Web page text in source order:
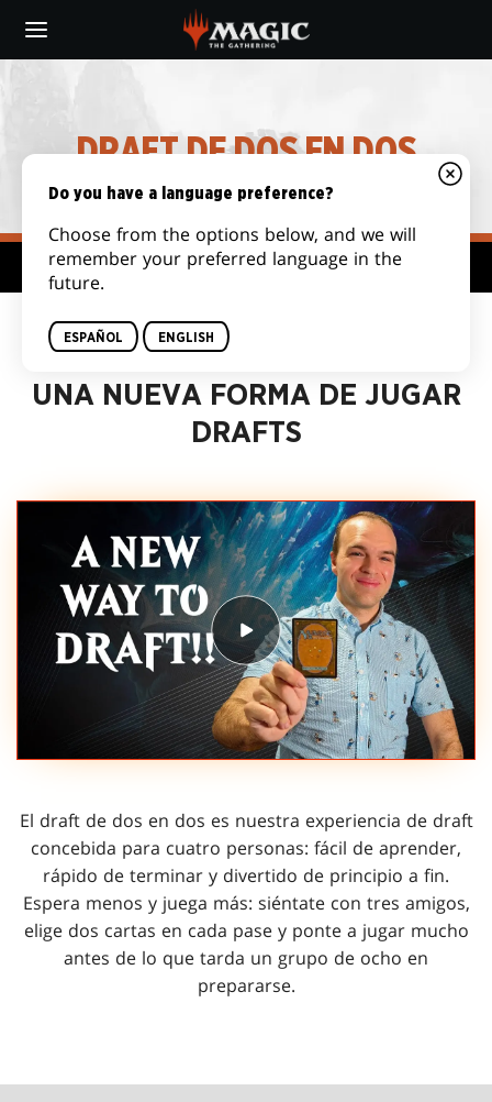
main
DRAFT DE DOS EN DOS
Centro de formatos
UNA NUEVA FORMA DE JUGAR
DRAFTS
El draft de dos en dos es nuestra experiencia de draft
concebida para cuatro personas: fácil de aprender,
rápido de terminar y divertido de principio a fin.
Espera menos y juega más: siéntate con tres amigos,
elige dos cartas en cada pase y ponte a jugar mucho
antes de lo que tarda un grupo de ocho en
prepararse.
Do you have a language preference?
Choose from the options below, and we will
remember your preferred language in the
future.
ESPAÑOL ENGLISH